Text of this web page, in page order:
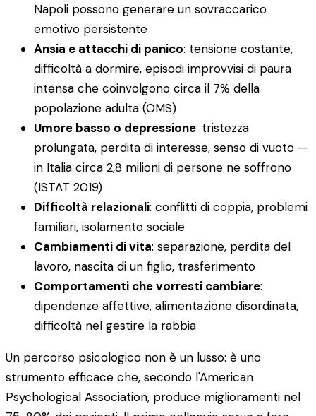
Napoli possono generare un sovraccarico
emotivo persistente
Ansia e attacchi di panico: tensione costante,
difficoltà a dormire, episodi improvvisi di paura
intensa che coinvolgono circa il 7% della
popolazione adulta (OMS)
Umore basso o depressione: tristezza
prolungata, perdita di interesse, senso di vuoto —
in Italia circa 2,8 milioni di persone ne soffrono
(ISTAT 2019)
Difficoltà relazionali: conflitti di coppia, problemi
familiari, isolamento sociale
Cambiamenti di vita: separazione, perdita del
lavoro, nascita di un figlio, trasferimento
Comportamenti che vorresti cambiare:
dipendenze affettive, alimentazione disordinata,
difficoltà nel gestire la rabbia
Un percorso psicologico non è un lusso: è uno
strumento efficace che, secondo l'American
Psychological Association, produce miglioramenti nel